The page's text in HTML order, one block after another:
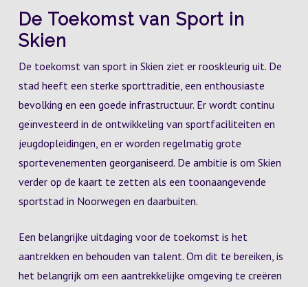
De Toekomst van Sport in
Skien
De toekomst van sport in Skien ziet er rooskleurig uit. De
stad heeft een sterke sporttraditie, een enthousiaste
bevolking en een goede infrastructuur. Er wordt continu
geïnvesteerd in de ontwikkeling van sportfaciliteiten en
jeugdopleidingen, en er worden regelmatig grote
sportevenementen georganiseerd. De ambitie is om Skien
verder op de kaart te zetten als een toonaangevende
sportstad in Noorwegen en daarbuiten.
Een belangrijke uitdaging voor de toekomst is het
aantrekken en behouden van talent. Om dit te bereiken, is
het belangrijk om een aantrekkelijke omgeving te creëren